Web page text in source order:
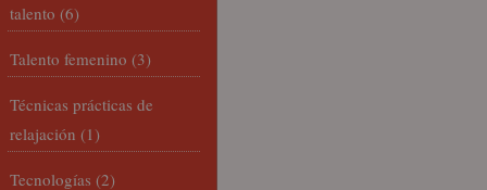
talento (6)
Talento femenino (3)
Técnicas prácticas de
relajación (1)
Tecnologías (2)